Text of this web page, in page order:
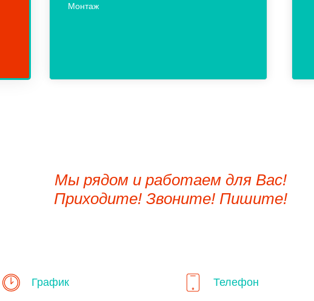
Монтаж
Мы рядом и работаем для Вас!
Приходите! Звоните! Пишите!
График Телефон